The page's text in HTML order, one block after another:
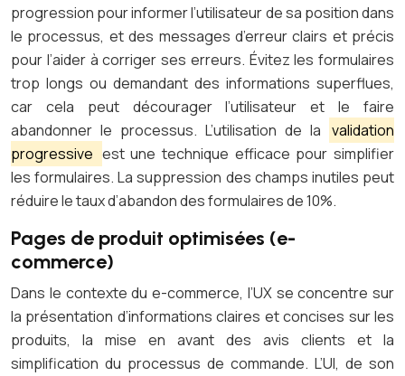
progression pour informer l’utilisateur de sa position dans
le processus, et des messages d’erreur clairs et précis
pour l’aider à corriger ses erreurs. Évitez les formulaires
trop longs ou demandant des informations superflues,
car cela peut décourager l’utilisateur et le faire
abandonner le processus. L’utilisation de la validation
progressive est une technique efficace pour simplifier
les formulaires. La suppression des champs inutiles peut
réduire le taux d’abandon des formulaires de 10%.
Pages de produit optimisées (e-
commerce)
Dans le contexte du e-commerce, l’UX se concentre sur
la présentation d’informations claires et concises sur les
produits, la mise en avant des avis clients et la
simplification du processus de commande. L’UI, de son